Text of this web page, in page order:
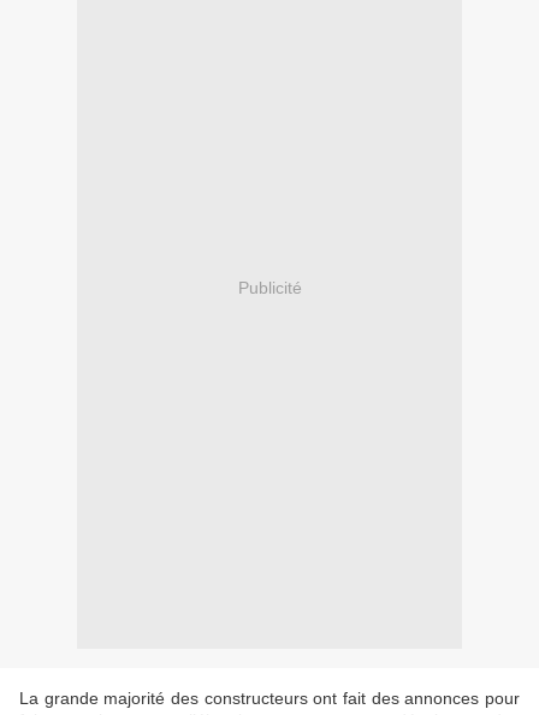
Publicité
La grande majorité des constructeurs ont fait des annonces pour